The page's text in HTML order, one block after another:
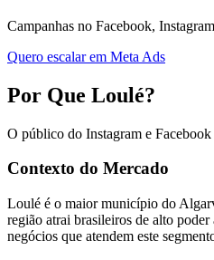
Campanhas no Facebook,
Quero escalar em Meta Ads
Por Que Loulé?
O público do Instagram e
Contexto do Mercado
Loulé é o maior município do
região atrai brasileiros de alto
negócios que atendem este